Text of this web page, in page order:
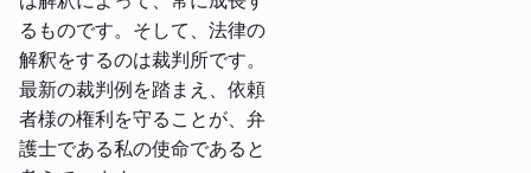
るものです。そして、法律の
解釈をするのは裁判所です。
最新の裁判例を踏まえ、依頼
者様の権利を守ることが、弁
護士である私の使命であると